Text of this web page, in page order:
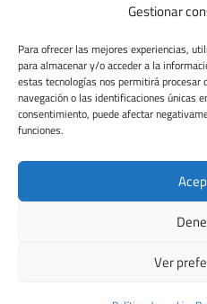
Gestionar
Para ofrecer las mejores experiencias,
para almacenar y/o acceder a la
estas tecnologías nos permitirá procesar
navegación o las identificaciones únicas
consentimiento, puede afectar
funciones.
Ver